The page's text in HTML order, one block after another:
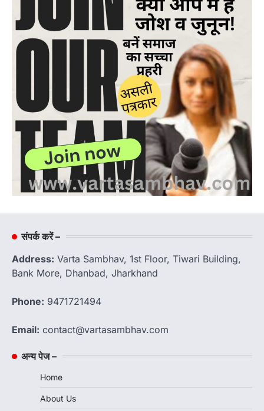
संपर्क करें –
Address: Varta Sambhav, 1st Floor, Tiwari Building,
Bank More, Dhanbad, Jharkhand
Phone: 9471721494
Email: contact@vartasambhav.com
अन्य पेज –
Home
About Us